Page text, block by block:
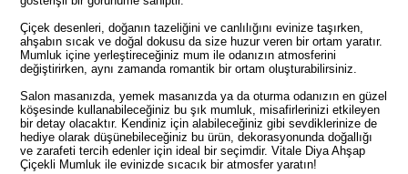
Çiçek desenleri, doğanın tazeliğini ve canlılığını evinize taşırken,
ahşabın sıcak ve doğal dokusu da size huzur veren bir ortam yaratır.
Mumluk içine yerleştireceğiniz mum ile odanızın atmosferini
değiştirirken, aynı zamanda romantik bir ortam oluşturabilirsiniz.
Salon masanızda, yemek masanızda ya da oturma odanızın en güzel
köşesinde kullanabileceğiniz bu şık mumluk, misafirlerinizi etkileyen
bir detay olacaktır. Kendiniz için alabileceğiniz gibi sevdiklerinize de
hediye olarak düşünebileceğiniz bu ürün, dekorasyonunda doğallığı
ve zarafeti tercih edenler için ideal bir seçimdir. Vitale Diya Ahşap
Çiçekli Mumluk ile evinizde sıcacık bir atmosfer yaratın!